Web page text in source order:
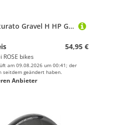
Pirelli Cinturato Gravel H HP Gravel-Reifen
54,95 €
ROSE bikes
am 09.08.2026 um 00:41; der
seitdem geändert haben.
Anbieter